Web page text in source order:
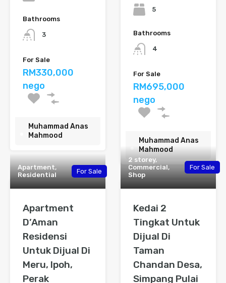
Bathrooms
3
For Sale
RM330,000
nego
Muhammad Anas
Mahmood
5
Bathrooms
4
For Sale
RM695,000
nego
Muhammad Anas
Mahmood
Apartment,
Residential
For Sale
Apartment
D’Aman
Residensi
Untuk Dijual Di
Meru, Ipoh,
Perak
2 storey,
Commercial,
Shop
For Sale
Kedai 2
Tingkat Untuk
Dijual Di
Taman
Chandan Desa,
Simpang Pulai